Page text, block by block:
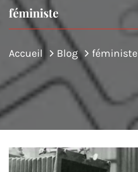
féministe
Accueil Blog féministe